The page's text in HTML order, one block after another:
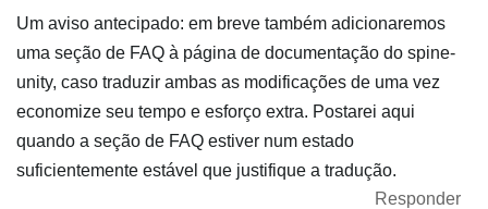
Um aviso antecipado: em breve também adicionaremos
uma seção de FAQ à página de documentação do spine-
unity, caso traduzir ambas as modificações de uma vez
economize seu tempo e esforço extra. Postarei aqui
quando a seção de FAQ estiver num estado
suficientemente estável que justifique a tradução.
Responder